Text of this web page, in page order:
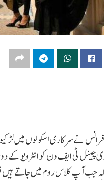
نے سرکاری اسکولوں میں لڑکیوں
چینل ٹی ایف ون کو انٹرویو کے
جب آپ کلاس روم میں جاتے ہیں